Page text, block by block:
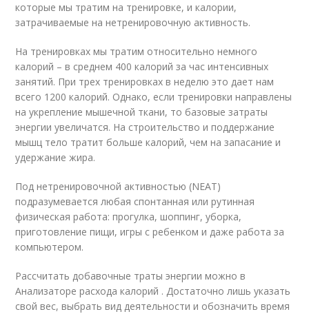
которые мы тратим на тренировке, и калории,
затрачиваемые на нетренировочную активность.
На тренировках мы тратим относительно немного
калорий – в среднем 400 калорий за час интенсивных
занятий. При трех тренировках в неделю это дает нам
всего 1200 калорий. Однако, если тренировки направлены
на укрепление мышечной ткани, то базовые затраты
энергии увеличатся. На строительство и поддержание
мышц тело тратит больше калорий, чем на запасание и
удержание жира.
Под нетренировочной активностью (NEAT)
подразумевается любая спонтанная или рутинная
физическая работа: прогулка, шоппинг, уборка,
приготовление пищи, игры с ребенком и даже работа за
компьютером.
Рассчитать добавочные траты энергии можно в
Анализаторе расхода калорий . Достаточно лишь указать
свой вес, выбрать вид деятельности и обозначить время